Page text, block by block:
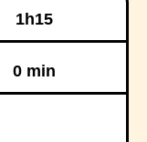
1h15
0 min